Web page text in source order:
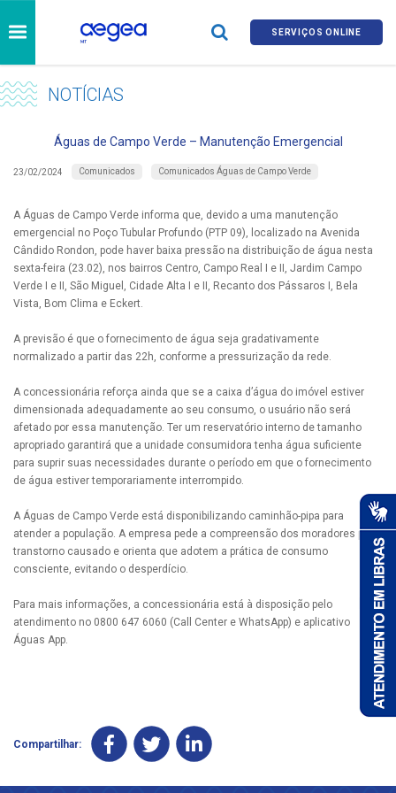
SERVIÇOS ONLINE
NOTÍCIAS
Águas de Campo Verde – Manutenção Emergencial
23/02/2024 Comunicados Comunicados Águas de Campo Verde
A Águas de Campo Verde informa que, devido a uma manutenção
emergencial no Poço Tubular Profundo (PTP 09), localizado na Avenida
Cândido Rondon, pode haver baixa pressão na distribuição de água nesta
sexta-feira (23.02), nos bairros Centro, Campo Real I e II, Jardim Campo
Verde I e II, São Miguel, Cidade Alta I e II, Recanto dos Pássaros I, Bela
Vista, Bom Clima e Eckert.
A previsão é que o fornecimento de água seja gradativamente
normalizado a partir das 22h, conforme a pressurização da rede.
A concessionária reforça ainda que se a caixa d’água do imóvel estiver
dimensionada adequadamente ao seu consumo, o usuário não será
afetado por essa manutenção. Ter um reservatório interno de tamanho
apropriado garantirá que a unidade consumidora tenha água suficiente
para suprir suas necessidades durante o período em que o fornecimento
de água estiver temporariamente interrompido.
A Águas de Campo Verde está disponibilizando caminhão-pipa para
atender a população. A empresa pede a compreensão dos moradores pelo
transtorno causado e orienta que adotem a prática de consumo
consciente, evitando o desperdício.
Para mais informações, a concessionária está à disposição pelo
atendimento no 0800 647 6060 (Call Center e WhatsApp) e aplicativo
Águas App.
Compartilhar: